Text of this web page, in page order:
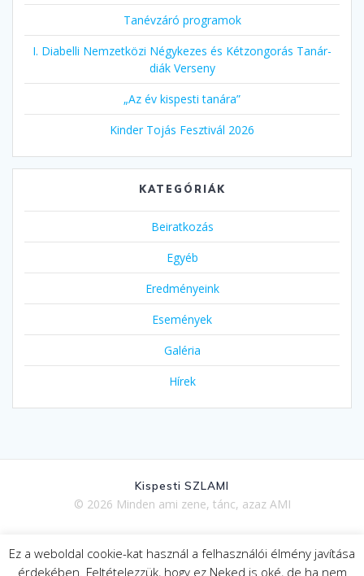
Tanévzáró programok
I. Diabelli Nemzetközi Négykezes és Kétzongorás Tanár-
diák Verseny
„Az év kispesti tanára”
Kinder Tojás Fesztivál 2026
KATEGÓRIÁK
Beiratkozás
Egyéb
Eredményeink
Események
Galéria
Hírek
Kispesti SZLAMI
© 2026 Minden ami zene, tánc, azaz AMI
Adatkezelési tájékoztató
Ez a weboldal cookie-kat használ a felhasználói élmény javítása
érdekében. Feltételezzük, hogy ez Neked is oké, de ha nem